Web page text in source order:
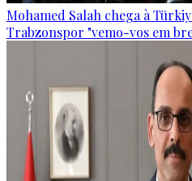
Mohamed Salah chega à
Trabzonspor "vemo-vos em